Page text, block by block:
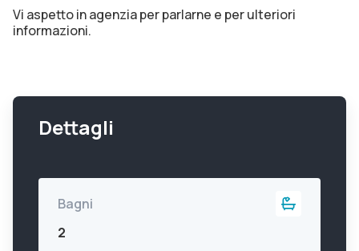
Vi aspetto in agenzia per parlarne e per ulteriori
informazioni.
Dettagli
Bagni
2